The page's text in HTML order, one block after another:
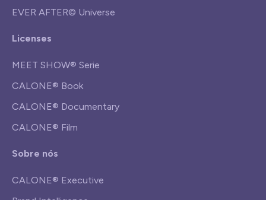
EVER AFTER© Universe
Licenses
MEET SHOW® Serie
CALONE® Book
CALONE® Documentary
CALONE® Film
Sobre nós
CALONE® Executive